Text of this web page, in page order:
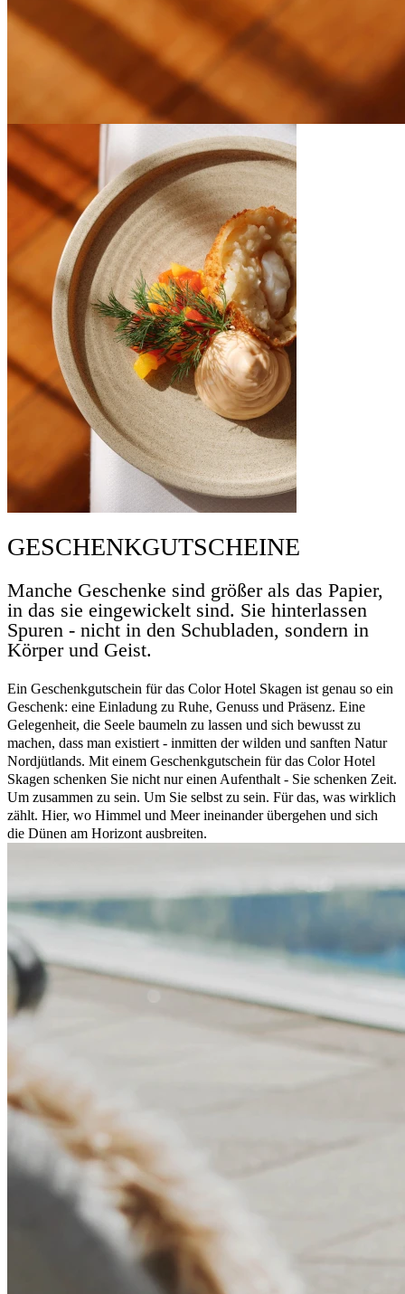
GESCHENKGUTSCHEINE
Manche Geschenke sind größer als das Papier,
in das sie eingewickelt sind. Sie hinterlassen
Spuren - nicht in den Schubladen, sondern in
Körper und Geist.
Ein Geschenkgutschein für das Color Hotel Skagen ist genau so ein
Geschenk: eine Einladung zu Ruhe, Genuss und Präsenz. Eine
Gelegenheit, die Seele baumeln zu lassen und sich bewusst zu
machen, dass man existiert - inmitten der wilden und sanften Natur
Nordjütlands. Mit einem Geschenkgutschein für das Color Hotel
Skagen schenken Sie nicht nur einen Aufenthalt - Sie schenken Zeit.
Um zusammen zu sein. Um Sie selbst zu sein. Für das, was wirklich
zählt. Hier, wo Himmel und Meer ineinander übergehen und sich
die Dünen am Horizont ausbreiten.